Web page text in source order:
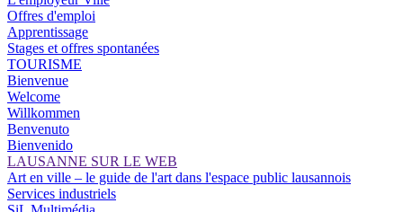
Offres d'emploi
Apprentissage
Stages et offres spontanées
TOURISME
Bienvenue
Welcome
Willkommen
Benvenuto
Bienvenido
LAUSANNE SUR LE WEB
Art en ville – le guide de l'art dans l'espace public lausannois
Services industriels